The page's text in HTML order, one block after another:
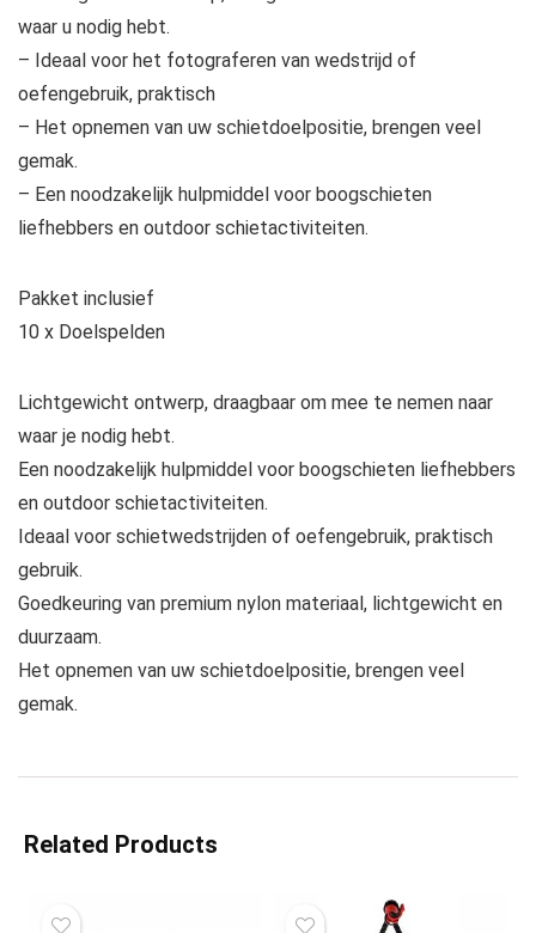
waar u nodig hebt.
– Ideaal voor het fotograferen van wedstrijd of
oefengebruik, praktisch
– Het opnemen van uw schietdoelpositie, brengen veel
gemak.
– Een noodzakelijk hulpmiddel voor boogschieten
liefhebbers en outdoor schietactiviteiten.
Pakket inclusief
10 x Doelspelden
Lichtgewicht ontwerp, draagbaar om mee te nemen naar
waar je nodig hebt.
Een noodzakelijk hulpmiddel voor boogschieten liefhebbers
en outdoor schietactiviteiten.
Ideaal voor schietwedstrijden of oefengebruik, praktisch
gebruik.
Goedkeuring van premium nylon materiaal, lichtgewicht en
duurzaam.
Het opnemen van uw schietdoelpositie, brengen veel
gemak.
Related Products